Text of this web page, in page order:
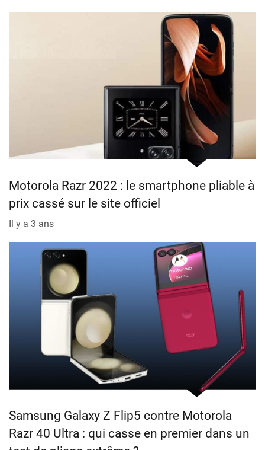
Motorola Razr 2022 : le smartphone pliable à
prix cassé sur le site officiel
Il y a 3 ans
Samsung Galaxy Z Flip5 contre Motorola
Razr 40 Ultra : qui casse en premier dans un